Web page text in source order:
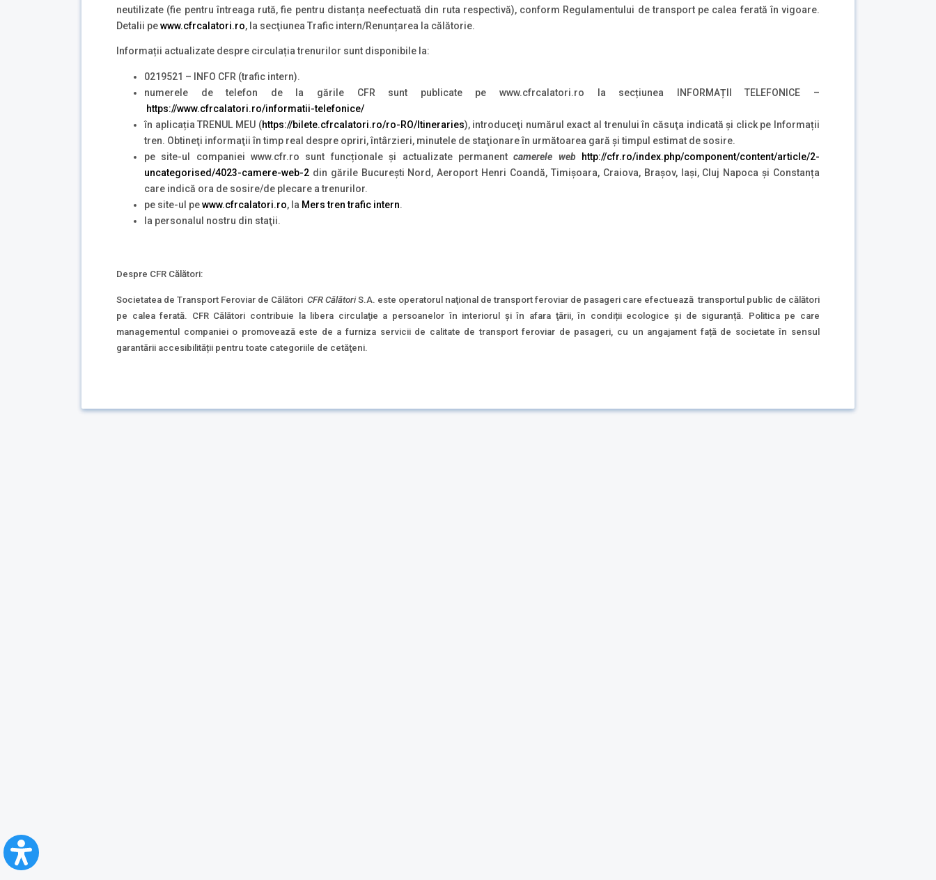
neutilizate (fie pentru întreaga rută, fie pentru distanța neefectuată din ruta respectivă), conform Regulamentului de transport pe calea ferată în vigoare.
Detalii pewww.cfrcalatori.ro, la secţiunea Trafic intern/Renunțarea la călătorie.
Informații actualizate despre circulația trenurilor sunt disponibile la:
0219521 – INFO CFR (trafic intern).
numerele de telefon de la gările CFR sunt publicate pe www.cfrcalatori.ro la secțiunea INFORMAȚII TELEFONICE –
https://www.cfrcalatori.ro/informatii-telefonice/
în aplicația TRENUL MEU (https://bilete.cfrcalatori.ro/ro-RO/Itineraries), introduceţi numărul exact al trenului în căsuţa indicată şi click pe Informații
tren. Obtineţi informaţii în timp real despre opriri, întârzieri, minutele de staţionare în următoarea gară şi timpul estimat de sosire.
pe site-ul companiei www.cfr.ro sunt funcționale și actualizate permanentcamerele web
http://cfr.ro/index.php/component/content/article/2-
uncategorised/4023-camere-web-2 din gările București Nord, Aeroport Henri Coandă, Timișoara, Craiova, Brașov, Iași, Cluj Napoca și Constanța
care indică ora de sosire/de plecare a trenurilor.
pe site-ul pewww.cfrcalatori.ro, la Mers tren trafic intern.
la personalul nostru din staţii.
Despre CFR Călători:
Societatea de Transport Feroviar de Călători CFR CălătoriS.A. este operatorul naţional de transport feroviar de pasageri care efectuează transportul public de călători
pe calea ferată. CFR Călători contribuie la libera circulaţie a persoanelor în interiorul şi în afara ţării, în condiții ecologice și de siguranță. Politica pe care
managementul companiei o promovează este de a furniza servicii de calitate de transport feroviar de pasageri, cu un angajament față de societate în sensul
garantării accesibilității pentru toate categoriile de cetăţeni.